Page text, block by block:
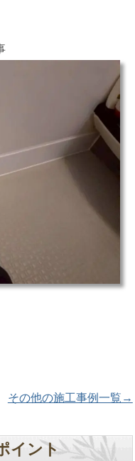
その他の施工事例一覧→
イント